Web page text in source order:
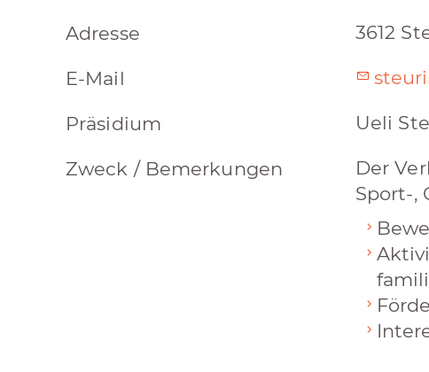
Adresse 3612
E-Mail
Präsidium Ueli
Zweck / Bemerkungen
Der
Sport-,